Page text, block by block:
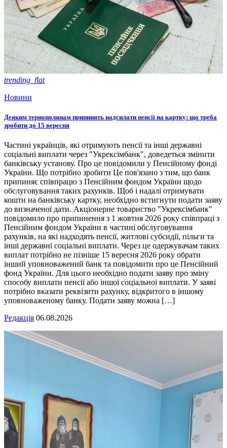
trending_flat
Новини
Деяким тернополянам припинять надсилати пенсії на картку: що треба
зробити до 15 вересня
Частині українців, які отримують пенсії та інші державні
соціальні виплати через "Укрексімбанк", доведеться змінити
банківську установу. Про це повідомили у Пенсійному фонді
України. Що потрібно зробити Це пов'язано з тим, що банк
припиняє співпрацю з Пенсійним фондом України щодо
обслуговування таких рахунків. Щоб і надалі отримувати
кошти на банківську картку, необхідно встигнути подати заяву
до визначеної дати. Акціонерне товариство "Укрексімбанк"
повідомило про припинення з 1 жовтня 2026 року співпраці з
Пенсійним фондом України в частині обслуговування
рахунків, на які надходять пенсії, житлові субсидії, пільги та
інші державні соціальні виплати. Через це одержувачам таких
виплат потрібно не пізніше 15 вересня 2026 року обрати
інший уповноважений банк та повідомити про це Пенсійний
фонд України. Для цього необхідно подати заяву про зміну
способу виплати пенсії або іншої соціальної виплати. У заяві
потрібно вказати реквізити рахунку, відкритого в іншому
уповноваженому банку. Подати заяву можна […]
Редакція 06.08.2026